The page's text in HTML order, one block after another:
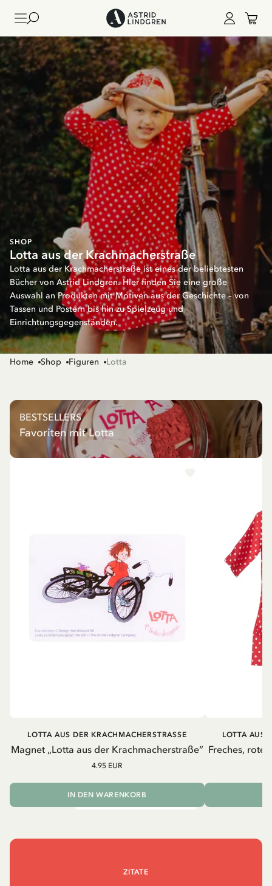
SHOP
Lotta aus der Krachmacherstraße
Lotta aus der Krachmacherstraße ist eines der beliebtesten
Bücher von Astrid Lindgren. Hier finden Sie eine große
Auswahl an Produkten mit Motiven aus der Geschichte – von
Tassen und Postern bis hin zu Spielzeug und
Einrichtungsgegenständen.
Home Shop Figuren Lotta
BESTSELLERS
Favoriten mit Lotta
Magnet „Lotta aus der Krachmacherstraße“
LOTTA AUS DER KRACHMACHERSTRASSE
4.95 EUR
IN DEN WARENKORB
Freches,
LOTTA AUS
ZITATE